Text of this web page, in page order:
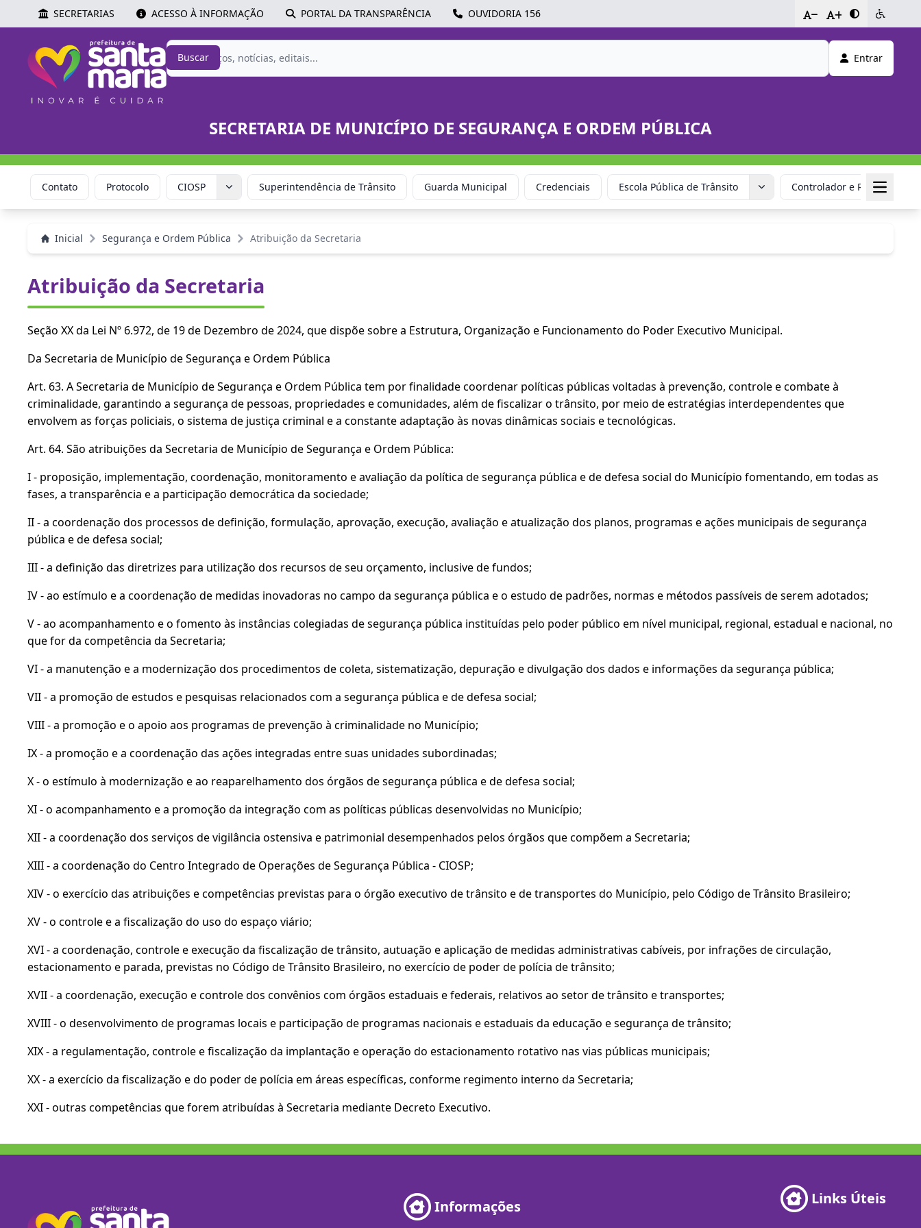
SECRETARIAS ACESSO À INFORMAÇÃO PORTAL DA TRANSPARÊNCIA OUVIDORIA 156 - +
Buscar Entrar
SECRETARIA DE MUNICÍPIO DE SEGURANÇA E ORDEM PÚBLICA
Contato Protocolo CIOSP Superintendência de Trânsito Guarda Municipal Credenciais Escola Pública de Trânsito Controlador e Redutor de
Inicial Segurança e Ordem Pública Atribuição da Secretaria
Atribuição da Secretaria
Seção XX da Lei Nº 6.972, de 19 de Dezembro de 2024, que dispõe sobre a Estrutura, Organização e Funcionamento do Poder Executivo Municipal.
Da Secretaria de Município de Segurança e Ordem Pública
Art. 63. A Secretaria de Município de Segurança e Ordem Pública tem por finalidade coordenar políticas públicas voltadas à prevenção, controle e combate à
criminalidade, garantindo a segurança de pessoas, propriedades e comunidades, além de fiscalizar o trânsito, por meio de estratégias interdependentes que
envolvem as forças policiais, o sistema de justiça criminal e a constante adaptação às novas dinâmicas sociais e tecnológicas.
Art. 64. São atribuições da Secretaria de Município de Segurança e Ordem Pública:
I - proposição, implementação, coordenação, monitoramento e avaliação da política de segurança pública e de defesa social do Município fomentando, em todas as
fases, a transparência e a participação democrática da sociedade;
II - a coordenação dos processos de definição, formulação, aprovação, execução, avaliação e atualização dos planos, programas e ações municipais de segurança
pública e de defesa social;
III - a definição das diretrizes para utilização dos recursos de seu orçamento, inclusive de fundos;
IV - ao estímulo e a coordenação de medidas inovadoras no campo da segurança pública e o estudo de padrões, normas e métodos passíveis de serem adotados;
V - ao acompanhamento e o fomento às instâncias colegiadas de segurança pública instituídas pelo poder público em nível municipal, regional, estadual e nacional, no
que for da competência da Secretaria;
VI - a manutenção e a modernização dos procedimentos de coleta, sistematização, depuração e divulgação dos dados e informações da segurança pública;
VII - a promoção de estudos e pesquisas relacionados com a segurança pública e de defesa social;
VIII - a promoção e o apoio aos programas de prevenção à criminalidade no Município;
IX - a promoção e a coordenação das ações integradas entre suas unidades subordinadas;
X - o estímulo à modernização e ao reaparelhamento dos órgãos de segurança pública e de defesa social;
XI - o acompanhamento e a promoção da integração com as políticas públicas desenvolvidas no Município;
XII - a coordenação dos serviços de vigilância ostensiva e patrimonial desempenhados pelos órgãos que compõem a Secretaria;
XIII - a coordenação do Centro Integrado de Operações de Segurança Pública - CIOSP;
XIV - o exercício das atribuições e competências previstas para o órgão executivo de trânsito e de transportes do Município, pelo Código de Trânsito Brasileiro;
XV - o controle e a fiscalização do uso do espaço viário;
XVI - a coordenação, controle e execução da fiscalização de trânsito, autuação e aplicação de medidas administrativas cabíveis, por infrações de circulação,
estacionamento e parada, previstas no Código de Trânsito Brasileiro, no exercício de poder de polícia de trânsito;
XVII - a coordenação, execução e controle dos convênios com órgãos estaduais e federais, relativos ao setor de trânsito e transportes;
XVIII - o desenvolvimento de programas locais e participação de programas nacionais e estaduais da educação e segurança de trânsito;
XIX - a regulamentação, controle e fiscalização da implantação e operação do estacionamento rotativo nas vias públicas municipais;
XX - a exercício da fiscalização e do poder de polícia em áreas específicas, conforme regimento interno da Secretaria;
XXI - outras competências que forem atribuídas à Secretaria mediante Decreto Executivo.
Informações Links Úteis